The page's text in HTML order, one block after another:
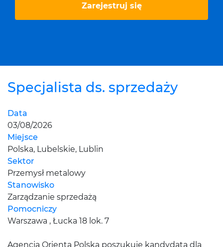
Zarejestruj się
Specjalista ds. sprzedaży
Data
03/08/2026
Miejsce
Polska, Lubelskie, Lublin
Sektor
Przemysł metalowy
Stanowisko
Zarządzanie sprzedażą
Pomocniczy
Warszawa , Łucka 18 lok. 7
Agencja Orienta Polska poszukuje kandydata dla